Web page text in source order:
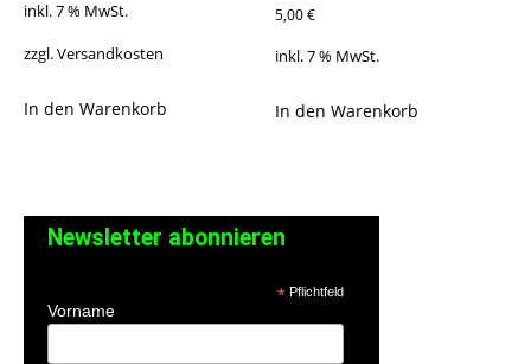
inkl. 7 % MwSt.
zzgl.Versandkosten
In den Warenkorb
5,00€
inkl. 7 % MwSt.
In den Warenkorb
Newsletter abonnieren
*Pflichtfeld
Vorname